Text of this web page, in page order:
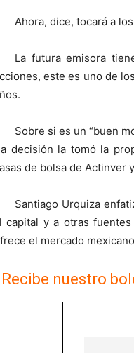
Ahora, dice, tocará a
La futura emisora
este es uno de
Sobre si es un “buen
decisión la tomó la
de bolsa de Actinver
Santiago Urquiza
capital y a otras
el mercado
Recibe nuestro